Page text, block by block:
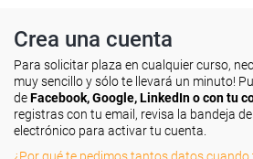
Crea una cuenta
Para solicitar plaza en cualquier curso,
muy sencillo y sólo te llevará un minuto!
deFacebook, Google, LinkedIn o con tu
registras con tu email, revisa la bandeja
electrónico para activar tu cuenta.